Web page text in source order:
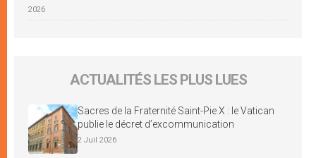
2026
ACTUALITÉS LES PLUS LUES
Sacres de la Fraternité Saint-Pie X : le Vatican
publie le décret d’excommunication
2 Juil 2026